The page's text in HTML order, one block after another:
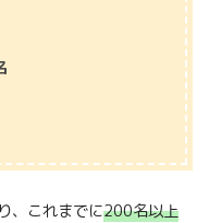
、これまでに200名以上